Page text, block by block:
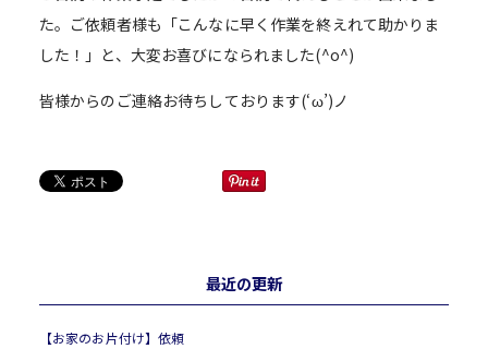
た。ご依頼者様も「こんなに早く作業を終えれて助かりま
した！」と、大変お喜びになられました(^o^)
皆様からのご連絡お待ちしております(‘ω’)ノ
最近の更新
【お家のお片付け】依頼